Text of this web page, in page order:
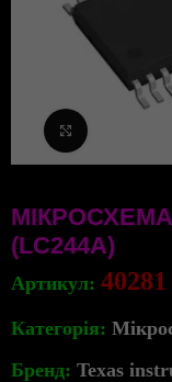
МІКРОСХЕМА
(LC244A)
Артикул:40281
Категорія:
Бренд:Texas